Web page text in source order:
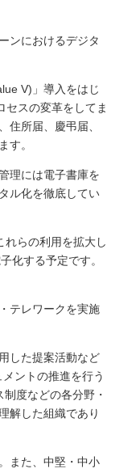
ンにおけるデジタ
V)」導入をはじ
セスの変革をしてま
住所届、慶弔届、
す。
理には電子書庫を
ル化を徹底してい
れらの利用を拡大し
化する予定です。
テレワークを実施
した提案活動など
ントの推進を行う
度などの各分野・
解した組織であり
また、中堅・中小